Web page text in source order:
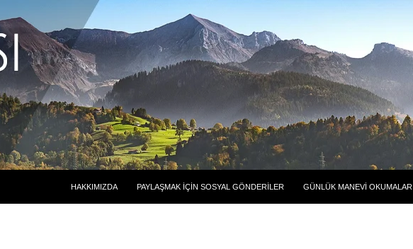
HAKKIMIZDA PAYLAŞMAK İÇIN SOSYAL GÖNDERILER GÜNLÜK MANEVI OKUMALAR